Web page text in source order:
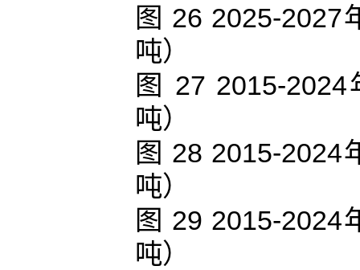
图 26 2025-2027
吨）
图 27 2015-
吨）
图 28 2015-2024
吨）
图 29 2015-2024
吨）